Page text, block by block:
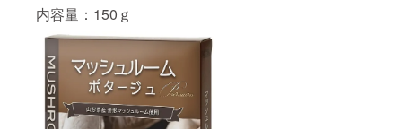
内容量：150ｇ